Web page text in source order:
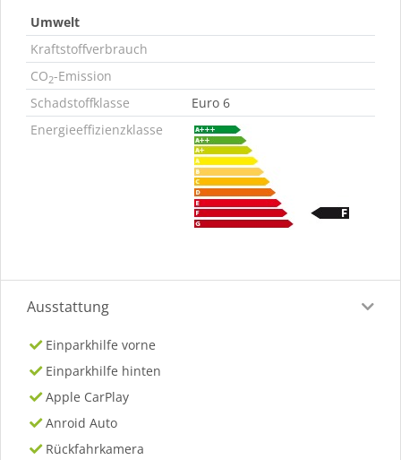
Umwelt
Kraftstoffverbrauch
CO2-Emission
Schadstoffklasse
Euro 6
Energieeffizienzklasse
Ausstattung
Einparkhilfe vorne
Einparkhilfe hinten
Apple CarPlay
Anroid Auto
Rückfahrkamera